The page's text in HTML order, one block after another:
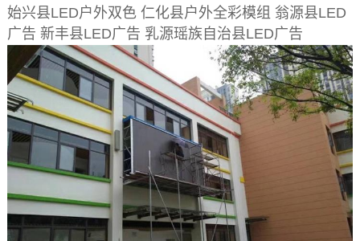
始兴县LED户外双色 仁化县户外全彩模组 翁源县LED
广告 新丰县LED广告 乳源瑶族自治县LED广告